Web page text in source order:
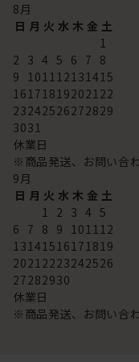
8月
日 月 火 水 木 金 土
1
2 3 4 5 6 7 8
9 101112131415
16171819202122
23242526272829
3031
休業日
※商品発送、お問い合わ
9月
日 月 火 水 木 金 土
1 2 3 4 5
6 7 8 9 101112
13141516171819
20212223242526
27282930
休業日
※商品発送、お問い合わ